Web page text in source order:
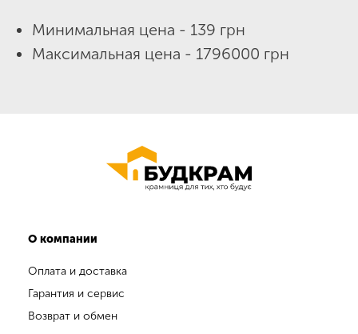
Минимальная цена - 139 грн
Максимальная цена - 1796000 грн
О компании
Оплата и доставка
Гарантия и сервис
Возврат и обмен